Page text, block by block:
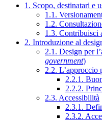
1. Scopo, destinatari e
1.1.
1.2.
1.3. Contribuisci
2. Introduzione al
2.1. Design per
government)
2.2. L’approccio
2.2.1.
2.2.2.
2.3. Accessibilità
2.3.1.
2.3.2.